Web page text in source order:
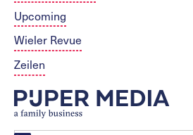
Upcoming
Wieler Revue
Zeilen